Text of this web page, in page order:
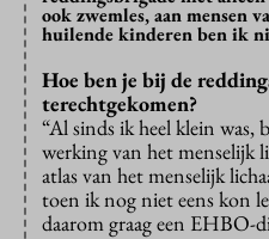
ook zwemles, aan mensen
huilende kinderen ben ik
Hoe ben je bij de
terechtgekomen?
“Al sinds ik heel klein was,
werking van het menselijk
atlas van het menselijk
toen ik nog niet eens kon
daarom graag een EHBO-